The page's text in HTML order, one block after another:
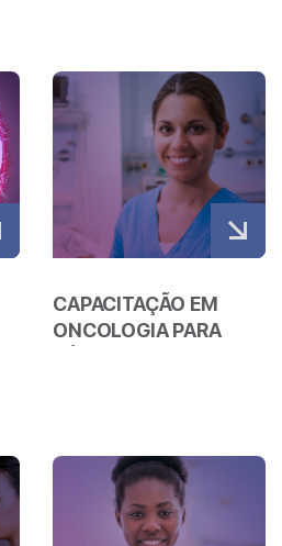
Veja mais
CAPACITAÇÃO EM
ONCOLOGIA PARA
Veja mais